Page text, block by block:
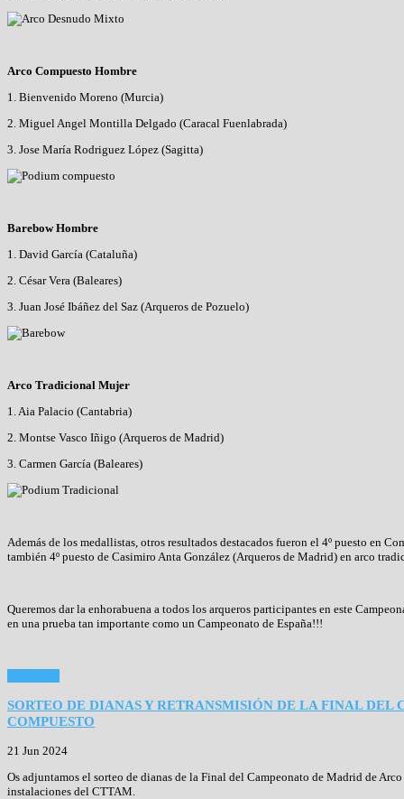
Arco Compuesto Hombre
1. Bienvenido Moreno (Murcia)
2. Miguel Angel Montilla Delgado (Caracal Fuenlabrada)
3. Jose María Rodriguez López (Sagitta)
Barebow Hombre
1. David García (Cataluña)
2. César Vera (Baleares)
3. Juan José Ibáñez del Saz (Arqueros de Pozuelo)
Arco Tradicional Mujer
1. Aia Palacio (Cantabria)
2. Montse Vasco Iñigo (Arqueros de Madrid)
3. Carmen García (Baleares)
Además de los medallistas, otros resultados destacados fueron el 4º puesto en
también 4º puesto de Casimiro Anta González (Arqueros de Madrid) en arco
Queremos dar la enhorabuena a todos los arqueros participantes en este
en una prueba tan importante como un Campeonato de España!!!
SORTEO DE DIANAS Y RETRANSMISIÓN DE LA FINAL DEL
COMPUESTO
21 Jun 2024
Os adjuntamos el sorteo de dianas de la Final del Campeonato de Madrid de
instalaciones del CTTAM.